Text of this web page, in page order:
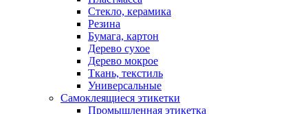
Стекло, керамика
Резина
Бумага, картон
Дерево сухое
Дерево мокрое
Ткань, текстиль
Универсальные
Самоклеящиеся этикетки
Промышленная этикетка